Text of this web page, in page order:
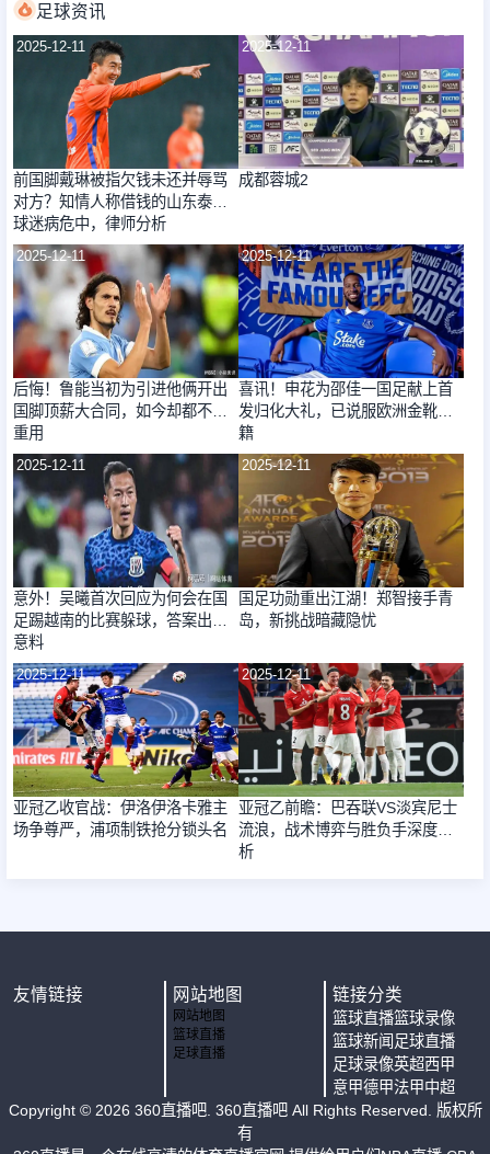
足球资讯
2025-12-11
前国脚戴琳被指欠钱未还并辱骂
对方？知情人称借钱的山东泰山
球迷病危中，律师分析
2025-12-11
成都蓉城2
2025-12-11
后悔！鲁能当初为引进他俩开出
国脚顶薪大合同，如今却都不堪
重用
2025-12-11
喜讯！申花为邵佳一国足献上首
发归化大礼，已说服欧洲金靴入
籍
2025-12-11
意外！吴曦首次回应为何会在国
足踢越南的比赛躲球，答案出人
意料
2025-12-11
国足功勋重出江湖！郑智接手青
岛，新挑战暗藏隐忧
2025-12-11
亚冠乙收官战：伊洛伊洛卡雅主
场争尊严，浦项制铁抢分锁头名
2025-12-11
亚冠乙前瞻：巴吞联VS淡宾尼士
流浪，战术博弈与胜负手深度解
析
友情链接 网站地图
网站地图
篮球直播
足球直播
链接分类
篮球直播篮球录像
篮球新闻 足球直播
足球录像英超西甲
意甲德甲法甲中超
Copyright © 2026 360直播吧. 360直播吧 All Rights Reserved. 版权所
有